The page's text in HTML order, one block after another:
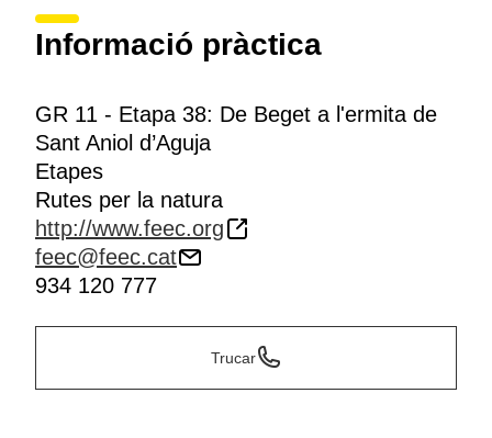
Informació pràctica
GR 11 - Etapa 38: De Beget a l'ermita de
Sant Aniol d’Aguja
Etapes
Rutes per la natura
http://www.feec.org
feec@feec.cat
934 120 777
Trucar